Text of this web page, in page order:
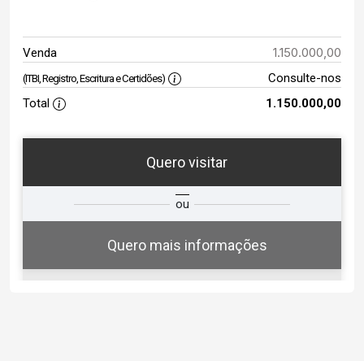
Venda 1.150.000,00
(ITBI, Registro, Escritura e Certidões)
Consulte-nos
Total
1.150.000,00
Quero visitar
ou
Quero mais informações
Qual o melhor dia e horário para
você?